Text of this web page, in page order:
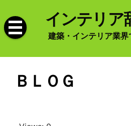
to
content
インテリア
建築・インテリア業
ＢＬＯＧ